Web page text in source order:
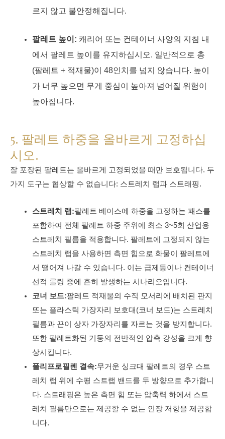
르지 않고 불안정해집니다.
팔레트 높이: 캐리어 또는 컨테이너 사양의 지침 내
에서 팔레트 높이를 유지하십시오. 일반적으로 총
(팔레트 + 적재물)이 48인치를 넘지 않습니다. 높이
가 너무 높으면 무게 중심이 높아져 넘어질 위험이
높아집니다.
5. 팔레트 하중을 올바르게 고정하십
시오.
잘 포장된 팔레트는 올바르게 고정되었을 때만 보호됩니다. 두
가지 도구는 협상할 수 없습니다: 스트레치 랩과 스트래핑.
스트레치 랩:팔레트 베이스에 하중을 고정하는 패스를
포함하여 전체 팔레트 하중 주위에 최소 3~5회 산업용
스트레치 필름을 적용합니다. 팔레트에 고정되지 않는
스트레치 랩을 사용하면 측면 힘으로 화물이 팔레트에
서 떨어져 나갈 수 있습니다. 이는 급제동이나 컨테이너
선적 롤링 중에 흔히 발생하는 시나리오입니다.
코너 보드:팔레트 적재물의 수직 모서리에 배치된 판지
또는 플라스틱 가장자리 보호대(코너 보드)는 스트레치
필름과 끈이 상자 가장자리를 자르는 것을 방지합니다.
또한 팔레트화된 기둥의 전반적인 압축 강성을 크게 향
상시킵니다.
폴리프로필렌 결속:무거운 싱크대 팔레트의 경우 스트
레치 랩 위에 수평 스트랩 밴드를 두 방향으로 추가합니
다. 스트래핑은 높은 측면 힘 또는 압축력 하에서 스트
레치 필름만으로는 제공할 수 없는 인장 저항을 제공합
니다.